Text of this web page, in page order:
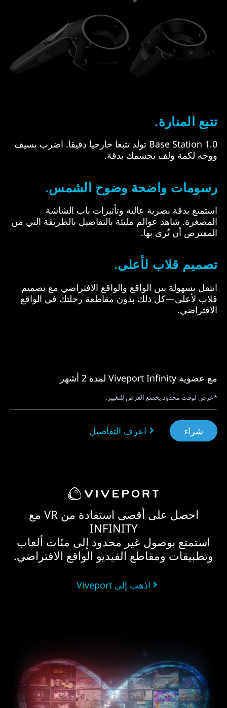
تتبع المنارة.
Base Station 1.0 تولد تتبعا خارجيا دقيقا. اضرب بسيف
ووجه لكمة ولف بجسمك بدقة.
رسومات واضحة وضوح الشمس.
استمتع بدقة بصرية عالية وتأثيرات باب الشاشة
المصغرة. شاهد عوالم مليئة بالتفاصيل بالطريقة التي من
المفترض أن تُرى بها.
تصميم قلاب لأعلى.
انتقل بسهولة بين الواقع والواقع الافتراضي مع تصميم
قلاب لأعلى—كل ذلك بدون مقاطعة رحلتك في الواقع
الافتراضي.
مع عضوية Viveport Infinity لمدة 2 أشهر
*عرض لوقت محدود.يخضع العرض للتغيير.
شراء اعرف التفاصيل
احصل على أقصى استفادة من VR مع
INFINITY
استمتع بوصول غير محدود إلى مئات ألعاب
وتطبيقات ومقاطع الفيديو الواقع الافتراضي.
اذهب إلى Viveport